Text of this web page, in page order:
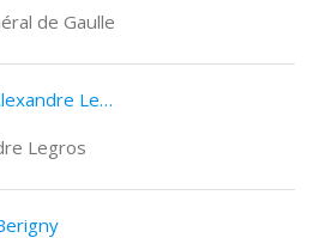
de Gaulle
CIC Fécamp 23 Rue Alexandre Legros
Legros